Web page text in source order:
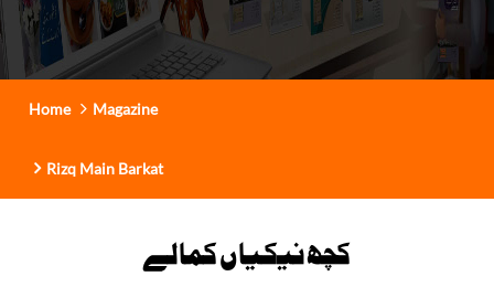
Home Magazine
Rizq Main Barkat
کچھ نیکیاں کمالے